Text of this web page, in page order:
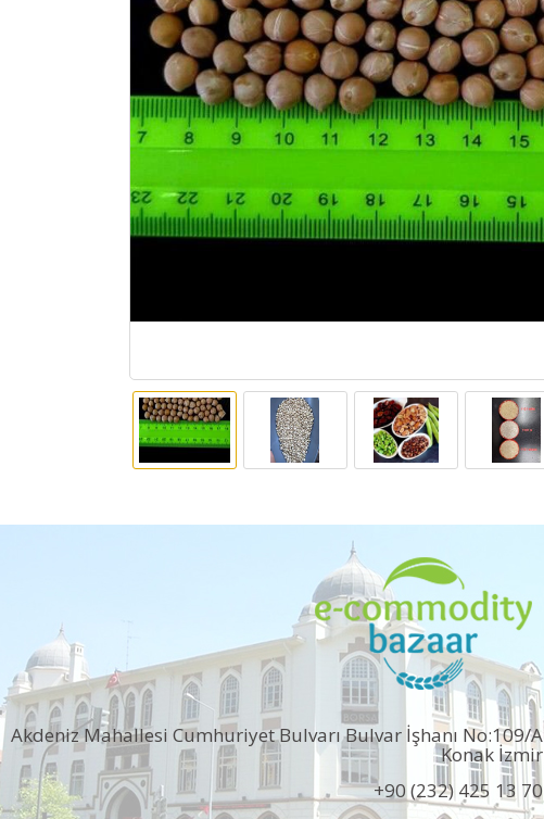
Akdeniz Mahallesi Cumhuriyet Bulvarı Bulvar İşhanı No:109/A
Konak İzmir
+90 (232) 425 13 70